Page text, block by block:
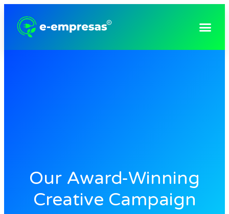
Our Award-Winning
Creative Campaign